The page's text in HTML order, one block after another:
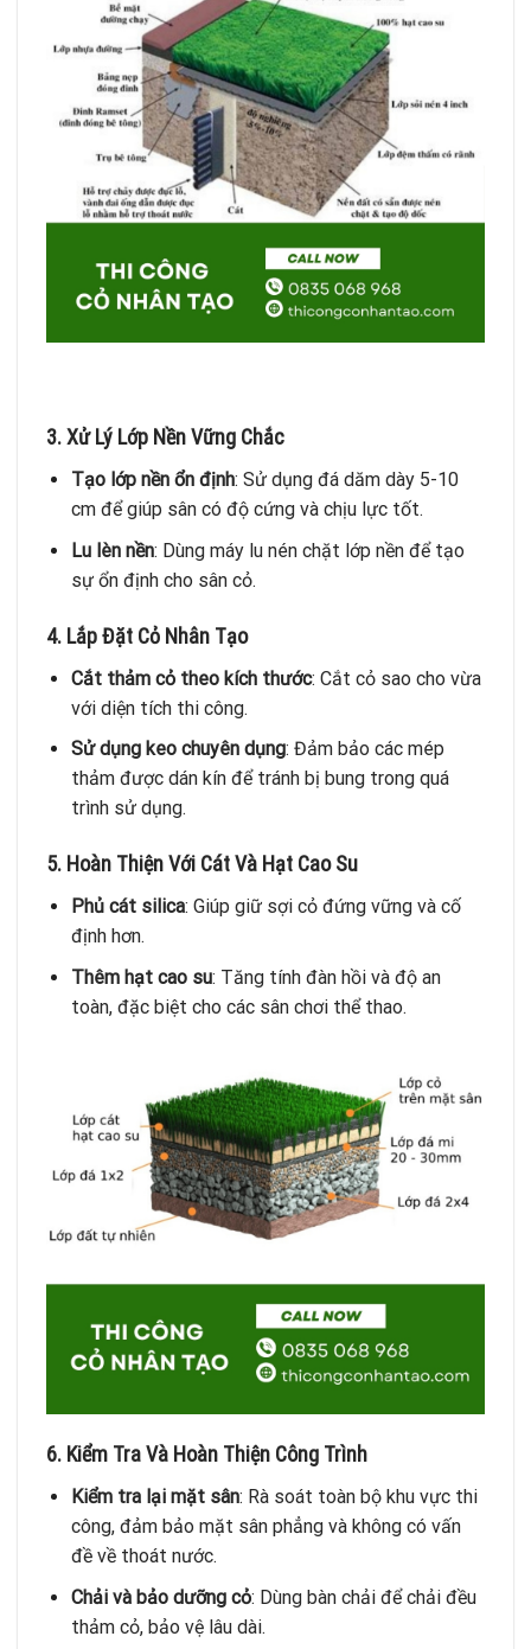
3. Xử Lý Lớp Nền Vững Chắc
Tạo lớp nền ổn định: Sử dụng đá dăm dày 5-10
cm để giúp sân có độ cứng và chịu lực tốt.
Lu lèn nền: Dùng máy lu nén chặt lớp nền để tạo
sự ổn định cho sân cỏ.
4. Lắp Đặt Cỏ Nhân Tạo
Cắt thảm cỏ theo kích thước: Cắt cỏ sao cho vừa
với diện tích thi công.
Sử dụng keo chuyên dụng: Đảm bảo các mép
thảm được dán kín để tránh bị bung trong quá
trình sử dụng.
5. Hoàn Thiện Với Cát Và Hạt Cao Su
Phủ cát silica: Giúp giữ sợi cỏ đứng vững và cố
định hơn.
Thêm hạt cao su: Tăng tính đàn hồi và độ an
toàn, đặc biệt cho các sân chơi thể thao.
6. Kiểm Tra Và Hoàn Thiện Công Trình
Kiểm tra lại mặt sân: Rà soát toàn bộ khu vực thi
công, đảm bảo mặt sân phẳng và không có vấn
đề về thoát nước.
Chải và bảo dưỡng cỏ: Dùng bàn chải để chải đều
thảm cỏ, bảo vệ lâu dài.